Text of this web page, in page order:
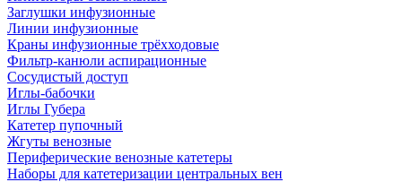
Заглушки инфузионные
Линии инфузионные
Краны инфузионные трёхходовые
Фильтр-канюли аспирационные
Сосудистый доступ
Иглы-бабочки
Иглы Губера
Катетер пупочный
Жгуты венозные
Периферические венозные катетеры
Наборы для катетеризации центральных вен